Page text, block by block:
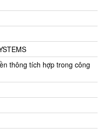
thông tích hợp trong công